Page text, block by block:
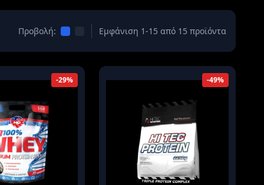
Προβολή: Εμφάνιση 1-15 από 15 προϊόντα
-29% -49%